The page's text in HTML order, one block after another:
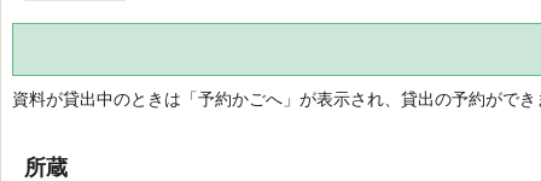
資料が貸出中のときは「予約かごへ」が表示され、貸出の予約ができ
所蔵